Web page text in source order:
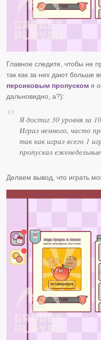
Главное следите, чтобы не
так как за них дают больше
персиковым пропуском я
дальновидно, а?):
Я достиг 30 уровня за
Играл немного, часто
так как играл всего 1
пропускал
Делаем вывод, что играть